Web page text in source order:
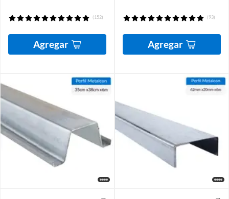
(152)
Agregar
(93)
Agregar